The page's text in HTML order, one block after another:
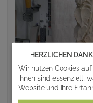
HERZLICHEN
Wir nutzen Cookies
ihnen sind essenziell,
Website und Ihre